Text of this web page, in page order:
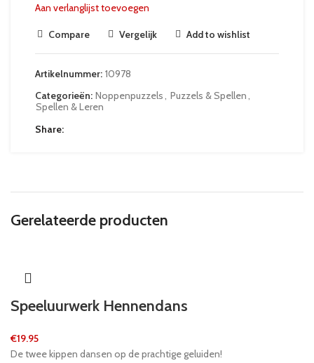
Aan verlanglijst toevoegen
Compare Vergelijk Add to wishlist
Artikelnummer: 10978
Categorieën: Noppenpuzzels Puzzels & Spellen
Spellen & Leren
Share
Gerelateerde producten
Speeluurwerk Hennendans
€19.95
De twee kippen dansen op de prachtige geluiden!